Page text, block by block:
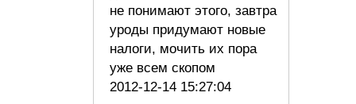
не понимают этого, завтра
уроды придумают новые
налоги, мочить их пора
уже всем скопом
2012-12-14 15:27:04